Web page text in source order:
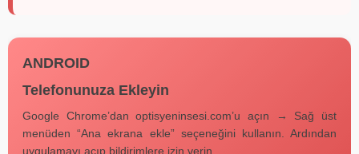
ANDROID
Telefonunuza Ekleyin
Google Chrome’dan optisyeninsesi.com’u açın → Sağ üst
menüden “Ana ekrana ekle” seçeneğini kullanın. Ardından
uygulamayı açıp bildirimlere izin verin.